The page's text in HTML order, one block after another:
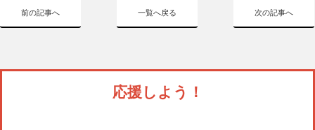
前の記事へ 一覧へ戻る 次の記事へ
応援しよう！